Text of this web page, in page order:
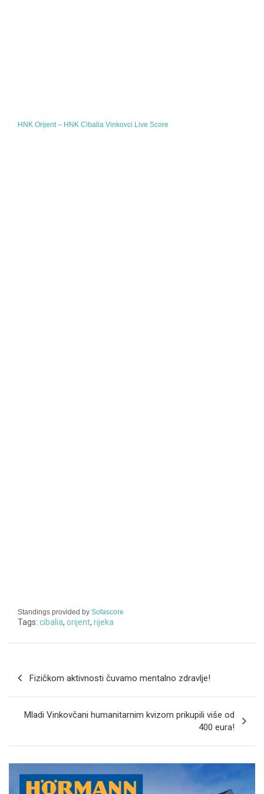
HNK Orijent – HNK Cibalia Vinkovci Live Score
Standings provided by Sofascore
Tags: cibalia, orijent, rijeka
Fizičkom aktivnosti čuvamo mentalno zdravlje!
Mladi Vinkovčani humanitarnim kvizom prikupili više od
400 eura!
A